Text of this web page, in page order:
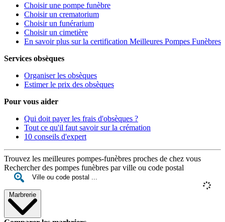
Choisir une pompe funèbre
Choisir un crematorium
Choisir un funérarium
Choisir un cimetière
En savoir plus sur la certification Meilleures Pompes Funèbres
Services obsèques
Organiser les obsèques
Estimer le prix des obsèques
Pour vous aider
Qui doit payer les frais d'obsèques ?
Tout ce qu'il faut savoir sur la crémation
10 conseils d'expert
Trouvez les meilleures pompes-funèbres proches de chez vous
Rechercher des pompes funèbres par ville ou code postal
Marbrerie